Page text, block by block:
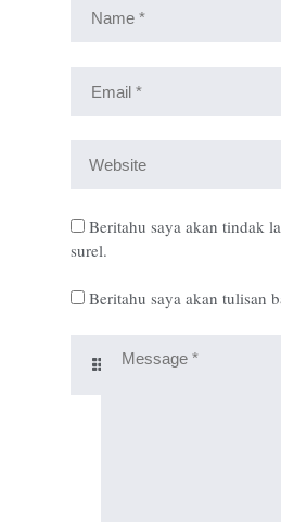
Beritahu saya akan tindak
surel.
Beritahu saya akan tulisan